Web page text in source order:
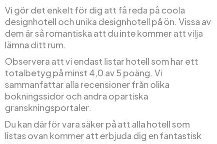
Vi gör det enkelt för dig att få reda på coola
designhotell och unika designhotell på ön. Vissa av
dem är så romantiska att du inte kommer att vilja
lämna ditt rum.
Observera att vi endast listar hotell som har ett
totalbetyg på minst 4,0 av 5 poäng. Vi
sammanfattar alla recensioner från olika
bokningssidor och andra opartiska
granskningsportaler.
Du kan därför vara säker på att alla hotell som
listas ovan kommer att erbjuda dig en fantastisk